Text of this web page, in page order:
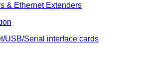
& Ethernet Extenders
USB/Serial interface cards